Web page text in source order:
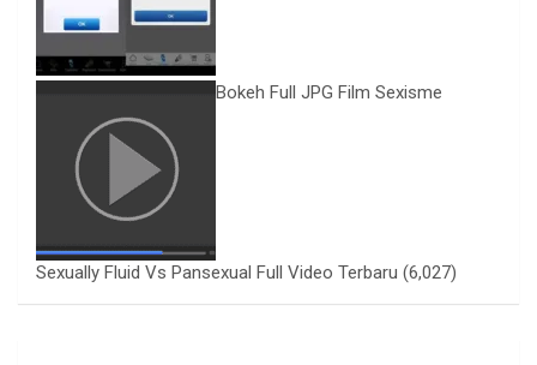
Bokeh Full JPG Film Sexisme
Sexually Fluid Vs Pansexual Full Video Terbaru (6,027)